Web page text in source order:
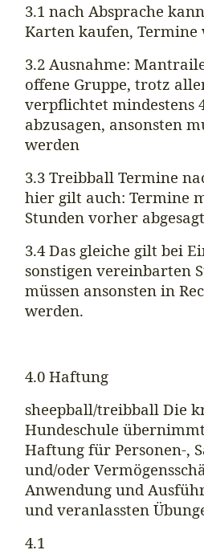
3.1 nach Absprache
Karten kaufen, Termine
3.2 Ausnahme:
offene Gruppe, trotz
verpflichtet mindestens
abzusagen, ansonsten
werden
3.3 Treibball Termine
hier gilt auch: Termine
Stunden vorher
3.4 Das gleiche gilt bei
sonstigen vereinbarten
müssen ansonsten in
werden.
4.0 Haftung
sheepball/treibball Die
Hundeschule
Haftung für Personen-,
und/oder
Anwendung und
und veranlassten
4.1